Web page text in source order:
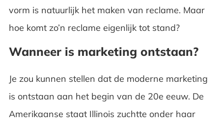
vorm is natuurlijk het maken van reclame. Maar
hoe komt zo’n reclame eigenlijk tot stand?
Wanneer is marketing ontstaan?
Je zou kunnen stellen dat de moderne marketing
is ontstaan aan het begin van de 20e eeuw. De
Amerikaanse staat Illinois zuchtte onder haar